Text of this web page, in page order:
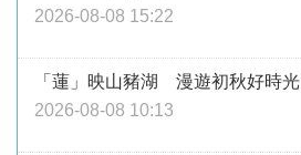
2026-08-08 15:22
「蓮」映山豬湖 漫遊初秋好時光
2026-08-08 10:13